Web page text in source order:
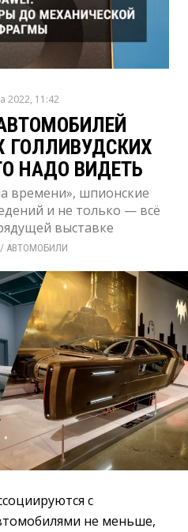
2022, 11:42
ГОЛЛИВУДСКИХ
НАДО ВИДЕТЬ
времени», шпионские
и не только — всё
выставке
/ АВТОМОБИЛИ
с
не меньше,